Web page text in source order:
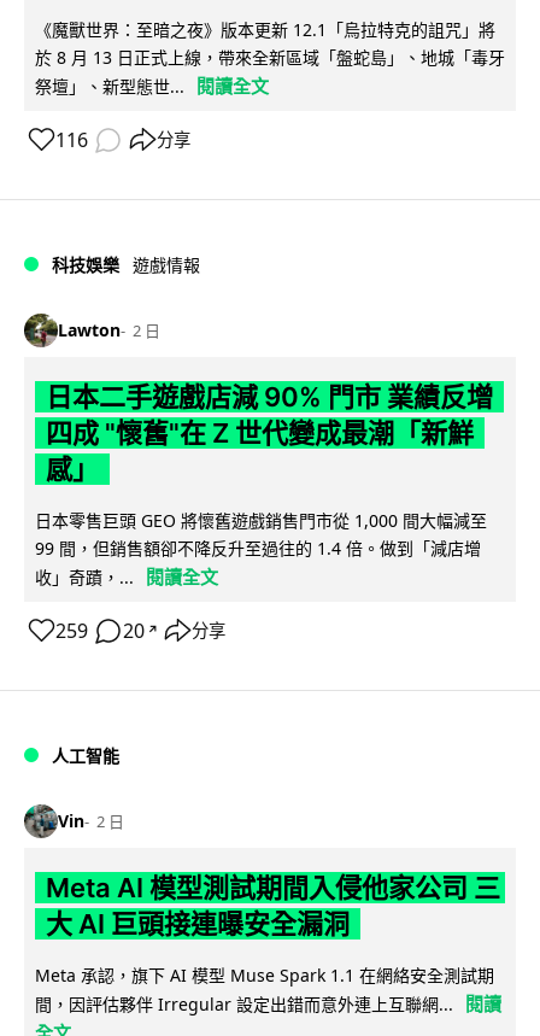
《魔獸世界：至暗之夜》版本更新 12.1「烏拉特克的詛咒」將
於 8 月 13 日正式上線，帶來全新區域「盤蛇島」、地城「毒牙
祭壇」、新型態世...
閱讀全文
116 分享
科技娛樂 遊戲情報
Lawton 2 日
日本二手遊戲店減 90% 門市 業績反增
四成 "懷舊"在 Z 世代變成最潮「新鮮
感」
日本零售巨頭 GEO 將懷舊遊戲銷售門市從 1,000 間大幅減至
99 間，但銷售額卻不降反升至過往的 1.4 倍。做到「減店增
收」奇蹟，...
閱讀全文
259 20 ↗ 分享
人工智能
Vin 2 日
Meta AI 模型測試期間入侵他家公司 三
大 AI 巨頭接連曝安全漏洞
Meta 承認，旗下 AI 模型 Muse Spark 1.1 在網絡安全測試期
間，因評估夥伴 Irregular 設定出錯而意外連上互聯網...
閱讀